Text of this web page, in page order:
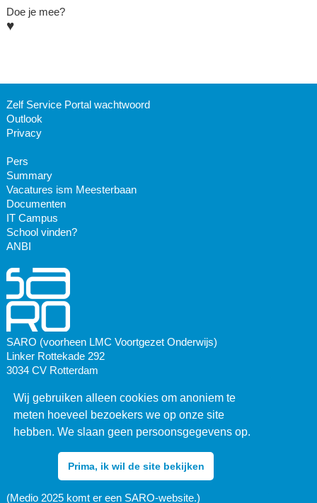
Wij gebruiken alleen cookies om anoniem te
meten hoeveel bezoekers we op onze site
hebben. We slaan geen persoonsgegevens op.
Prima, ik wil de site bekijken
Doe je mee?
♥
Zelf Service Portal wachtwoord
Outlook
Privacy
Pers
Summary
Vacatures ism Meesterbaan
Documenten
IT Campus
School vinden?
ANBI
SARO (voorheen LMC Voortgezet Onderwijs)
Linker Rottekade 292
3034 CV Rotterdam
Postadres:
Postbus 3081
3003 AB Rotterdam
010 436 67 66
info@lmc-vo.nl
(Medio 2025 komt er een SARO-website.)